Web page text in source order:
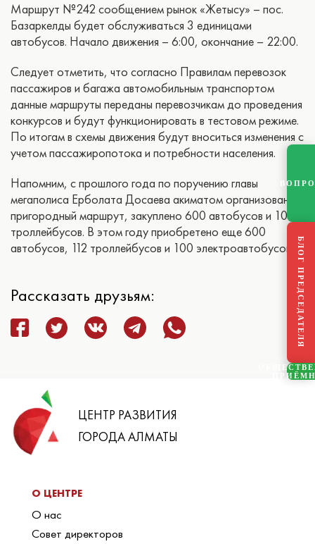
Маршрут №242 сообщением рынок «Жетысу» – пос.
Базаркелды будет обслуживаться 3 единицами
автобусов. Начало движения – 6:00, окончание – 22:00.
Следует отметить, что согласно Правилам перевозок
пассажиров и багажа автомобильным транспортом
данные маршруты переданы перевозчикам до проведения
конкурсов и будут функционировать в тестовом режиме.
По итогам в схемы движения будут вноситься изменения с
учетом пассажиропотока и потребности населения.
Напомним, с прошлого года по поручению главы
мегаполиса Ерболата Досаева акиматом организован 41
пригородный маршрут, закуплено 600 автобусов и 100
троллейбусов. В этом году приобретено еще 600
автобусов, 112 троллейбусов и 100 электроавтобусов.
Рассказать друзьям:
ЦЕНТР РАЗВИТИЯ
ГОРОДА АЛМАТЫ
О ЦЕНТРЕ
О нас
Совет директоров
БЛОГ ПРЕДСЕДАТЕЛЯ